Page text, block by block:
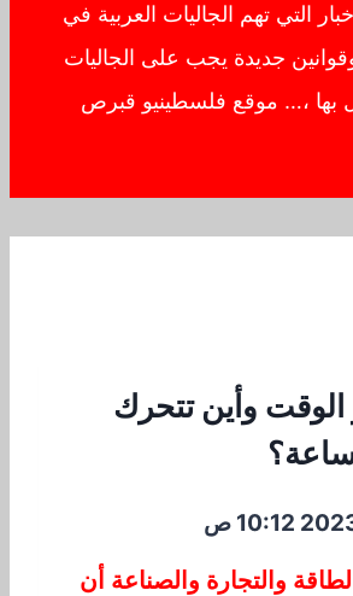
التي تهم الجاليات العربية في
جديدة يجب على الجاليات
بها ،… موقع فلسطينيو قبرص
الوقت وأين تتحرك
والتجارة والصناعة أن